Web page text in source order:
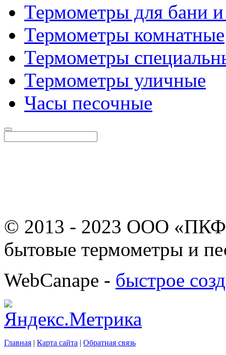
Термометры для бани
Термометры комнатные
Термометры
Термометры уличные
Часы песочные
© 2013 - 2023 ООО «ПКФ
бытовые термометры и
WebCanape - быстрое
Главная | Карта сайта | Обратная связь